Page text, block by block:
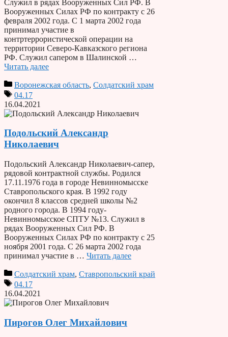
Служил в рядах Вооруженных Сил РФ. В
Вооруженных Силах РФ по контракту с 26
февраля 2002 года. С 1 марта 2002 года
принимал участие в
контртеррористической операции на
территории Северо-Кавказского региона
РФ. Служил сапером в Шалинской …
Читать далее
Воронежская область, Солдатский храм
04.17
16.04.2021
Подольский Александр
Николаевич
Подольский Александр Николаевич-сапер,
рядовой контрактной службы. Родился
17.11.1976 года в городе Невинномысске
Ставропольского края. В 1992 году
окончил 8 классов средней школы №2
родного города. В 1994 году-
Невинномысское СПТУ №13. Служил в
рядах Вооруженных Сил РФ. В
Вооруженных Силах РФ по контракту с 25
ноября 2001 года. С 26 марта 2002 года
принимал участие в … Читать далее
Солдатский храм, Ставропольский край
04.17
16.04.2021
Пирогов Олег Михайлович